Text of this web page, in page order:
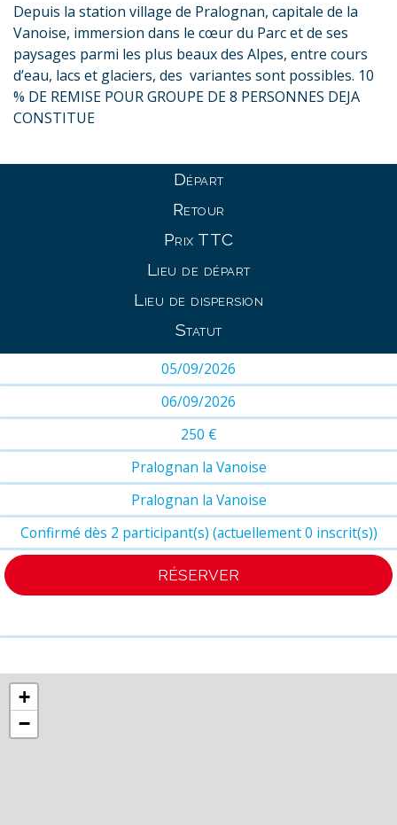
Depuis la station village de Pralognan, capitale de la
Vanoise, immersion dans le cœur du Parc et de ses
paysages parmi les plus beaux des Alpes, entre cours
d’eau, lacs et glaciers, des variantes sont possibles. 10
% DE REMISE POUR GROUPE DE 8 PERSONNES DEJA
CONSTITUE
Départ
Retour
Prix TTC
Lieu de départ
Lieu de dispersion
Statut
05/09/2026
06/09/2026
250 €
Pralognan la Vanoise
Pralognan la Vanoise
Confirmé dès 2 participant(s) (actuellement 0 inscrit(s))
RÉSERVER
+
−